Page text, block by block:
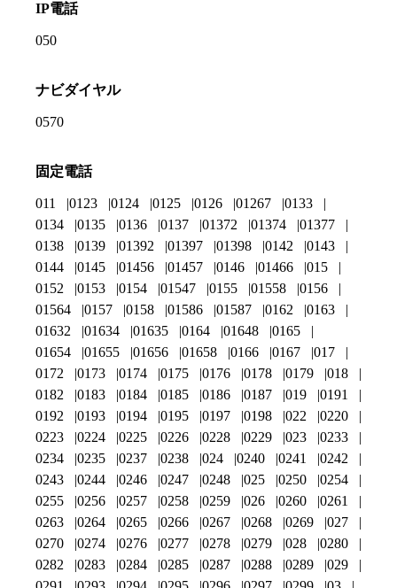
IP電話
050
ナビダイヤル
0570
固定電話
011 0123 0124 0125 0126 01267
0133
0134
0135 0136 0137 01372 01374
01377
0138
0139 01392 01397 01398 0142
0143
0144
0145 01456 01457 0146 01466
015
0152
0153 0154 01547 0155 01558
0156
01564
0157 0158 01586 01587 0162
0163
01632
01634 01635 0164 01648
0165
01654
01655 01656 01658 0166 0167
017
0172
0173 0174 0175 0176 0178 0179
018
0182
0183 0184 0185 0186 0187 019
0191
0192
0193 0194 0195 0197 0198 022
0220
0223
0224 0225 0226 0228 0229 023
0233
0234
0235 0237 0238 024 0240 0241
0242
0243
0244 0246 0247 0248 025 0250
0254
0255
0256 0257 0258 0259 026 0260
0261
0263
0264 0265 0266 0267 0268 0269
027
0270
0274 0276 0277 0278 0279 028
0280
0282
0283 0284 0285 0287 0288 0289
029